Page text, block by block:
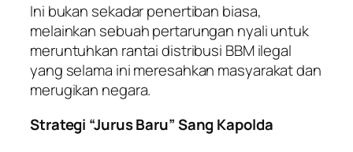
Ini bukan sekadar penertiban biasa,
melainkan sebuah pertarungan nyali untuk
meruntuhkan rantai distribusi BBM ilegal
yang selama ini meresahkan masyarakat dan
merugikan negara.
Strategi “Jurus Baru” Sang Kapolda